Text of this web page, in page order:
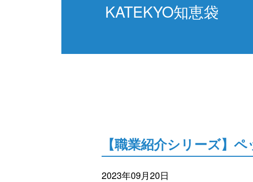
KATEKYO知恵袋
【職業紹介シリーズ】
2023年09月20日